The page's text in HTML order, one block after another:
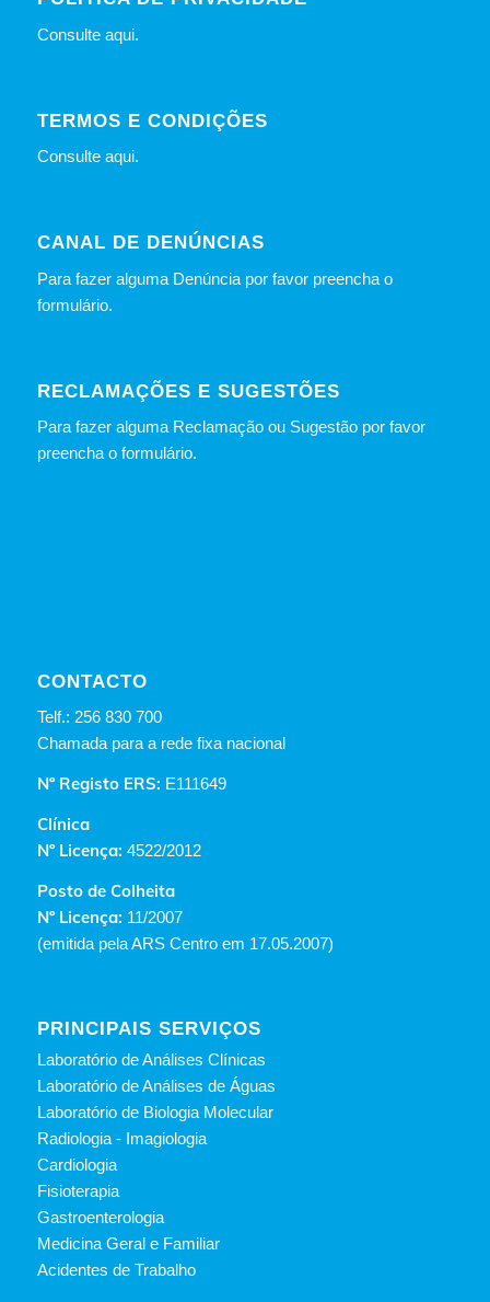
Consulte aqui.
TERMOS E CONDIÇÕES
Consulte aqui.
CANAL DE DENÚNCIAS
Para fazer alguma Denúncia por favor preencha o
formulário.
RECLAMAÇÕES E SUGESTÕES
Para fazer alguma Reclamação ou Sugestão por favor
preencha o formulário.
CONTACTO
Telf.: 256 830 700
Chamada para a rede fixa nacional
Nº Registo ERS: E111649
Clínica
Nº Licença: 4522/2012
Posto de Colheita
Nº Licença: 11/2007
(emitida pela ARS Centro em 17.05.2007)
PRINCIPAIS SERVIÇOS
Laboratório de Análises Clínicas
Laboratório de Análises de Águas
Laboratório de Biologia Molecular
Radiologia - Imagiologia
Cardiologia
Fisioterapia
Gastroenterologia
Medicina Geral e Familiar
Acidentes de Trabalho